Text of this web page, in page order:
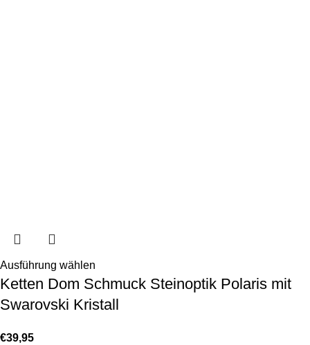
Ausführung wählen
Ketten Dom Schmuck Steinoptik Polaris mit
Swarovski Kristall
€39,95